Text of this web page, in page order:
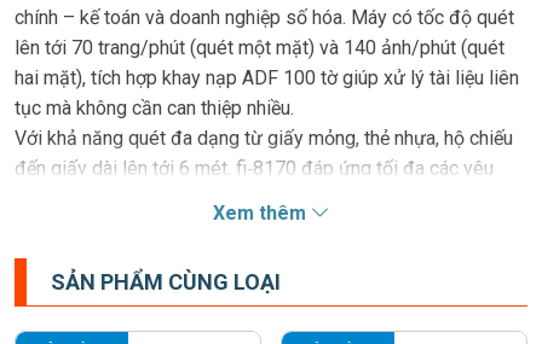
chính – kế toán và doanh nghiệp số hóa. Máy có tốc độ quét
lên tới 70 trang/phút (quét một mặt) và 140 ảnh/phút (quét
hai mặt), tích hợp khay nạp ADF 100 tờ giúp xử lý tài liệu liên
tục mà không cần can thiệp nhiều.
Với khả năng quét đa dạng từ giấy mỏng, thẻ nhựa, hộ chiếu
đến giấy dài lên tới 6 mét, fi‑8170 đáp ứng tối đa các yêu
xử lý ảnh thông minh, giúp thao tác nhanh, đơn giản và tối ưu
hiệu suất làm việc.
Xem thêm
SẢN PHẨM CÙNG LOẠI